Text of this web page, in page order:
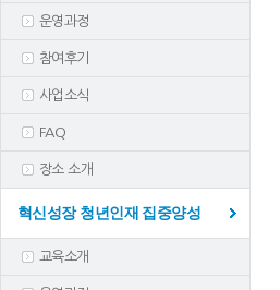
운영과정
참여후기
사업소식
FAQ
장소 소개
혁신성장 청년인재 집중양성
교육소개